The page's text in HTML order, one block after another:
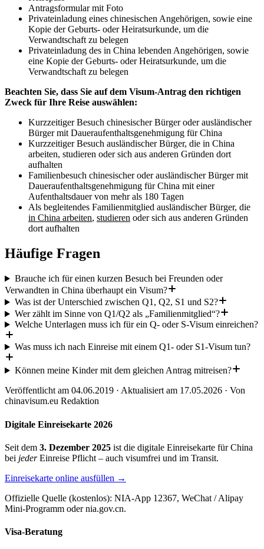
Antragsformular mit Foto
Privateinladung eines chinesischen Angehörigen, sowie eine
Kopie der Geburts- oder Heiratsurkunde, um die
Verwandtschaft zu belegen
Privateinladung des in China lebenden Angehörigen, sowie
eine Kopie der Geburts- oder Heiratsurkunde, um die
Verwandtschaft zu belegen
Beachten Sie, dass Sie auf dem Visum-Antrag den richtigen
Zweck für Ihre Reise auswählen:
Kurzzeitiger Besuch chinesischer Bürger oder ausländischer
Bürger mit Daueraufenthaltsgenehmigung für China
Kurzzeitiger Besuch ausländischer Bürger, die in China
arbeiten, studieren oder sich aus anderen Gründen dort
aufhalten
Familienbesuch chinesischer oder ausländischer Bürger mit
Daueraufenthaltsgenehmigung für China mit einer
Aufenthaltsdauer von mehr als 180 Tagen
Als begleitendes Familienmitglied ausländischer Bürger, die
in China arbeiten, studieren oder sich aus anderen Gründen
dort aufhalten
Häufige Fragen
Brauche ich für einen kurzen Besuch bei Freunden oder
Verwandten in China überhaupt ein Visum?
Was ist der Unterschied zwischen Q1, Q2, S1 und S2?
Wer zählt im Sinne von Q1/Q2 als „Familienmitglied“?
Welche Unterlagen muss ich für ein Q- oder S-Visum einreichen?
Was muss ich nach Einreise mit einem Q1- oder S1-Visum tun?
Können meine Kinder mit dem gleichen Antrag mitreisen?
Veröffentlicht am 04.06.2019 · Aktualisiert am 17.05.2026 · Von
chinavisum.eu Redaktion
Digitale Einreisekarte 2026
Seit dem 3. Dezember 2025 ist die digitale Einreisekarte für China
bei jederEinreise Pflicht – auch visumfrei und im Transit.
Einreisekarte online ausfüllen →
Offizielle Quelle (kostenlos): NIA-App 12367, WeChat / Alipay
Mini-Programm oder nia.gov.cn.
Visa-Beratung